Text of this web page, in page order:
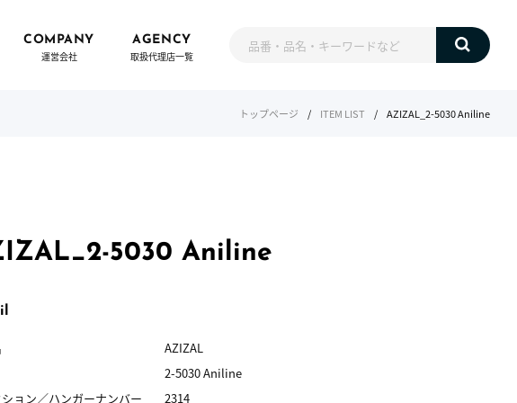
COMPANY
運営会社
AGENCY
取扱代理店一覧
トップページ / ITEM LIST / AZIZAL_2-5030 Aniline
5030 Aniline
AZIZAL
2-5030 Aniline
ョン／ハンガーナンバー 2314